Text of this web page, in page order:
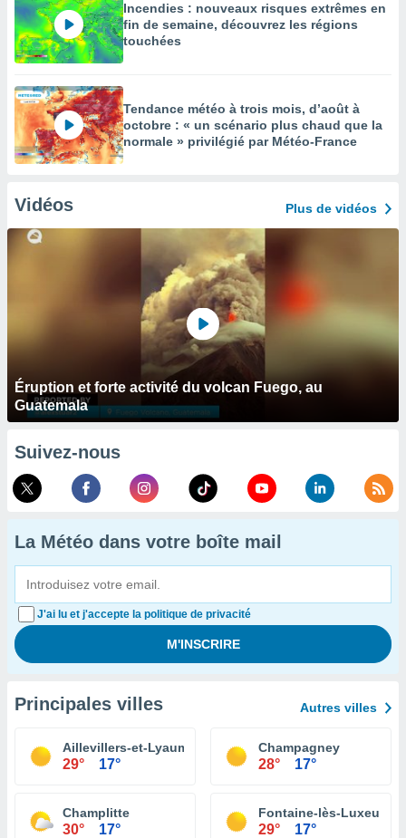
Incendies : nouveaux risques extrêmes en
fin de semaine, découvrez les régions
touchées
Tendance météo à trois mois, d’août à
octobre : « un scénario plus chaud que la
normale » privilégié par Météo-France
Vidéos Plus de vidéos
Éruption et forte activité du volcan Fuego, au
Guatemala
Suivez-nous
La Météo dans votre boîte mail
J'ai lu et j'accepte la politique de privacité
Principales villes Autres villes
Aillevillers-et-Lyaumont
29° 17°
Champagney
28° 17°
Champlitte
30° 17°
Fontaine-lès-Luxeuil
29° 17°